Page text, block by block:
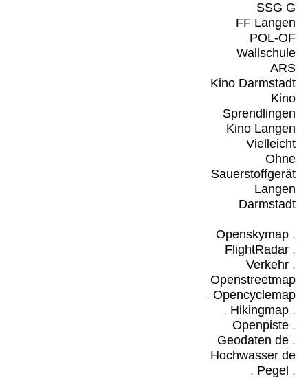
SSG G
FF Langen
POL-OF
Wallschule
ARS
Kino Darmstadt
Kino
Sprendlingen
Kino Langen
Vielleicht
Ohne
Sauerstoffgerät
Langen
Darmstadt
Openskymap.
FlightRadar.
Verkehr.
Openstreetmap
. Opencyclemap
. Hikingmap.
Openpiste.
Geodaten de.
Hochwasser de
. Pegel .